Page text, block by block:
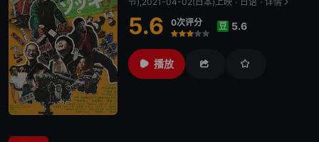
5.6 0次评分
很差
较差
还行推荐力荐
豆 5.6
播放